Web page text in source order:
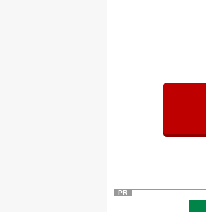
PR